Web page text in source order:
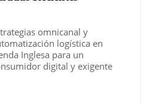
omnicanal y
logística en
Inglesa para un
digital y exigente